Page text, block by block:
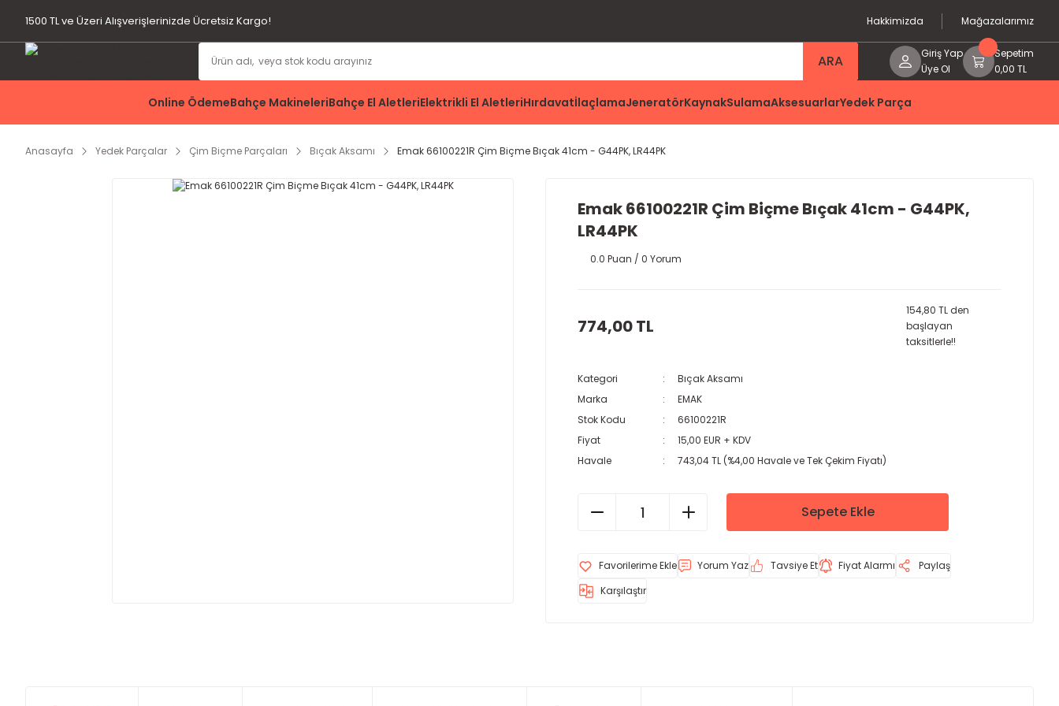
1500 TL ve Üzeri Alışverişlerinizde Ücretsiz Kargo! Hakkimizda Mağazalarımız
ARA
Giriş Yap
Üye Ol
Sepetim
0,00 TL
Online ÖdemeBahçe MakineleriBahçe El AletleriElektrikli El AletleriHırdavatİlaçlamaJeneratörKaynakSulamaAksesuarlarYedek Parça
Anasayfa Yedek Parçalar Çim Biçme Parçaları Bıçak Aksamı Emak 66100221R Çim Biçme Bıçak 41cm - G44PK, LR44PK
Emak 66100221R Çim Biçme Bıçak 41cm - G44PK,
LR44PK
0.0 Puan / 0 Yorum
774,00 TL
154,80 TL den
başlayan
taksitlerle!!
Kategori
Bıçak Aksamı
Marka
EMAK
Stok Kodu
66100221R
Fiyat
15,00 EUR + KDV
Havale
743,04 TL (%4,00 Havale ve Tek Çekim Fiyatı)
Sepete Ekle
Yorum Yaz Tavsiye Et Fiyat Alarmı
Paylaş
Karşılaştır